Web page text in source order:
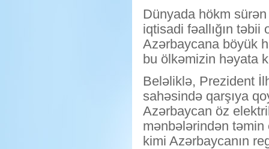
Dünyada hökm
iqtisadi fəallığın
Azərbaycana böyük
bu ölkəmizin həyata
Beləliklə, Prezident
sahəsində qarşıya
Azərbaycan öz
mənbələrindən
kimi Azərbaycanın